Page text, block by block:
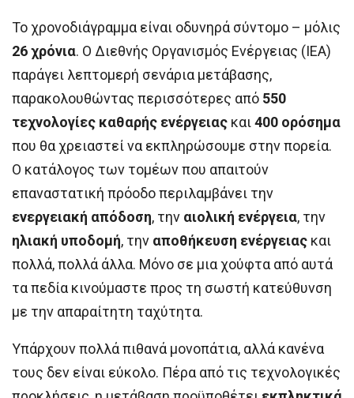
Το χρονοδιάγραμμα είναι οδυνηρά σύντομο – μόλις
26 χρόνια. Ο Διεθνής Οργανισμός Ενέργειας (IEA)
παράγει λεπτομερή σενάρια μετάβασης,
παρακολουθώντας περισσότερες από 550
τεχνολογίες καθαρής ενέργειας και400 ορόσημα
που θα χρειαστεί να εκπληρώσουμε στην πορεία.
Ο κατάλογος των τομέων που απαιτούν
επαναστατική πρόοδο περιλαμβάνει την
ενεργειακή απόδοση, την αιολική ενέργεια, την
ηλιακή υποδομή, την αποθήκευση ενέργειας και
πολλά, πολλά άλλα. Μόνο σε μια χούφτα από αυτά
τα πεδία κινούμαστε προς τη σωστή κατεύθυνση
με την απαραίτητη ταχύτητα.
Υπάρχουν πολλά πιθανά μονοπάτια, αλλά κανένα
τους δεν είναι εύκολο. Πέρα από τις τεχνολογικές